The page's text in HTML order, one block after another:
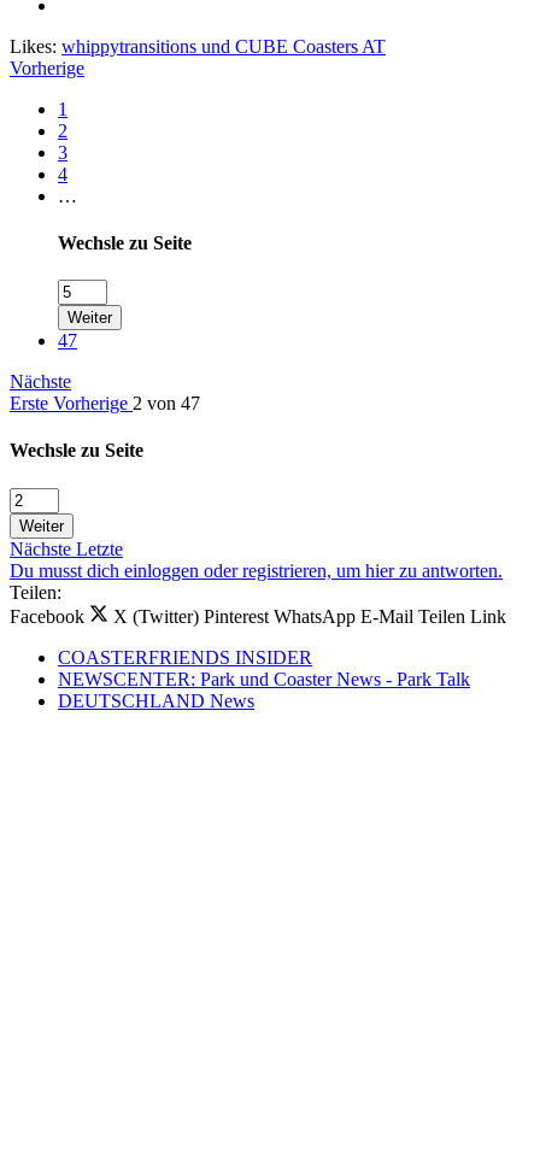
Likes: whippytransitions und CUBE Coasters AT
Vorherige
1
2
3
4
…
Wechsle zu Seite
Weiter
47
Nächste
Erste Vorherige 2 von 47
Wechsle zu Seite
Weiter
Nächste Letzte
Du musst dich einloggen oder registrieren, um hier zu antworten.
Teilen:
Facebook
X (Twitter) Pinterest WhatsApp E-Mail Teilen Link
COASTERFRIENDS INSIDER
NEWSCENTER: Park und Coaster News - Park Talk
DEUTSCHLAND News